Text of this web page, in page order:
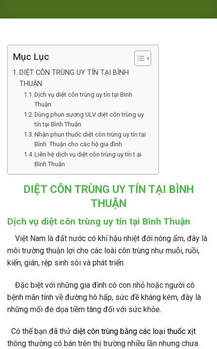
Mục Lục
DIỆT CÔN TRÙNG UY TÍN TẠI BÌNH
THUẬN
Dịch vụ diệt côn trùng uy tín tại Bình
Thuận
Dùng phun sương ULV diệt côn trùng uy
tín tại Bình Thuận
Nhận phun thuốc diệt côn trùng uy tín tại
Bình Thuận cho các hộ gia đình
Liên hệ dịch vụ diệt côn trùng uy tín t ại
Bình Thuận
DIỆT CÔN TRÙNG UY TÍN TẠI BÌNH
THUẬN
Dịch vụ diệt côn trùng uy tín tại Bình Thuận
Việt Nam là đất nước có khí hậu nhiệt đới nóng ẩm, đây là
môi trường thuận lợi cho các loài côn trùng như muỗi, ruồi,
kiến, gián, rệp sinh sôi và phát triển.
Đặc biệt với những gia đình có con nhỏ hoặc người có
bệnh mãn tính về đường hô hấp, sức đề kháng kém, đây là
những mối đe dọa tiềm tàng đối với sức khỏe.
Có thể bạn đã thử diệt côn trùng bằng các loại thuốc xịt
thông thường có bán trên thị trường nhiều lần nhưng chưa